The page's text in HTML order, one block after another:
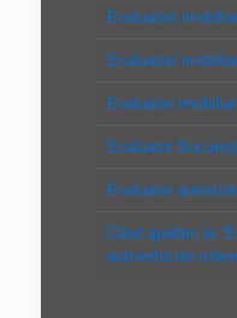
Evaluatori
Evaluatori
Evaluator
Evaluator
Evaluator
Când apelăm la
autovehicule